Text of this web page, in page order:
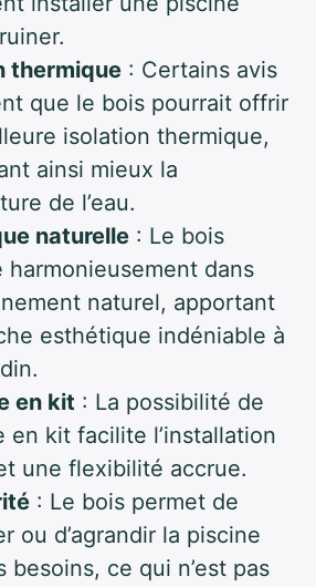
thermique : Certains avis
que le bois pourrait offrir
isolation thermique,
ainsi mieux la
de l’eau.
naturelle : Le bois
harmonieusement dans
naturel, apportant
esthétique indéniable à
en kit : La possibilité de
en kit facilite l’installation
une flexibilité accrue.
: Le bois permet de
ou d’agrandir la piscine
besoins, ce qui n’est pas